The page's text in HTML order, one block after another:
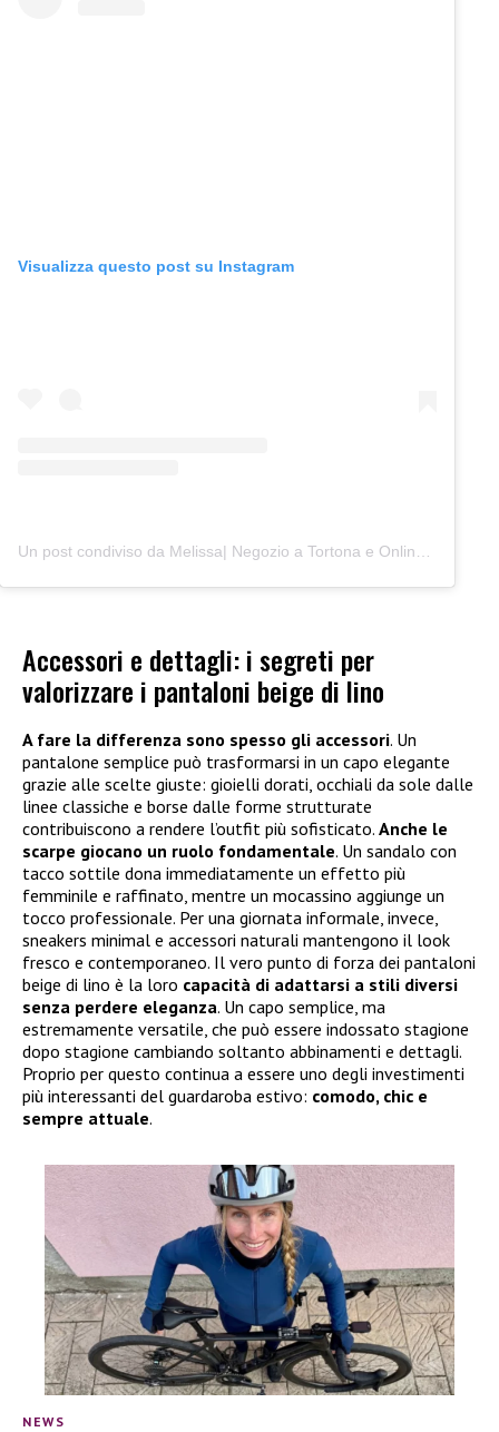
Visualizza questo post su Instagram
Un post condiviso da Melissa| Negozio a Tortona e Online (@junocreativelab)
Accessori e dettagli: i segreti per
valorizzare i pantaloni beige di lino
A fare la differenza sono spesso gli accessori. Un
pantalone semplice può trasformarsi in un capo elegante
grazie alle scelte giuste: gioielli dorati, occhiali da sole dalle
linee classiche e borse dalle forme strutturate
contribuiscono a rendere l’outfit più sofisticato. Anche le
scarpe giocano un ruolo fondamentale. Un sandalo con
tacco sottile dona immediatamente un effetto più
femminile e raffinato, mentre un mocassino aggiunge un
tocco professionale. Per una giornata informale, invece,
sneakers minimal e accessori naturali mantengono il look
fresco e contemporaneo. Il vero punto di forza dei pantaloni
beige di lino è la loro capacità di adattarsi a stili diversi
senza perdere eleganza. Un capo semplice, ma
estremamente versatile, che può essere indossato stagione
dopo stagione cambiando soltanto abbinamenti e dettagli.
Proprio per questo continua a essere uno degli investimenti
più interessanti del guardaroba estivo: comodo, chic e
sempre attuale.
NEWS